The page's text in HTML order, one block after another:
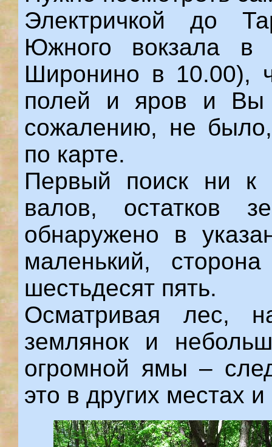
Электричкой до
Южного вокзала
Широнино в 10.00),
полей и яров и Вы
сожалению, не
по карте.
Первый поиск ни к
валов, остатков
обнаружено в
маленький,
шестьдесят пять.
Осматривая лес,
землянок и
огромной ямы –
это в других местах